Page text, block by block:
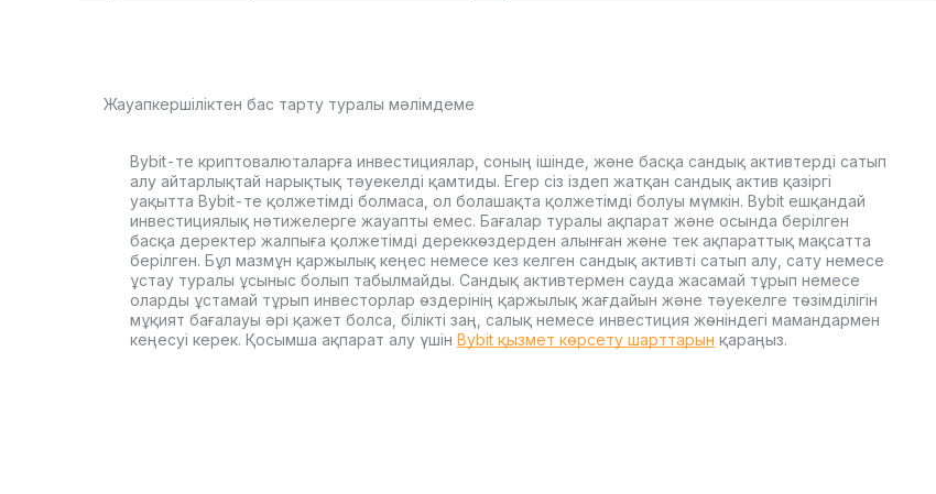
Жауапкершіліктен бас тарту туралы мәлімдеме
Bybit-те криптовалюталарға инвестициялар, соның ішінде, және басқа сандық активтерді сатып
алу айтарлықтай нарықтық тәуекелді қамтиды. Егер сіз іздеп жатқан сандық актив қазіргі
уақытта Bybit-те қолжетімді болмаса, ол болашақта қолжетімді болуы мүмкін. Bybit ешқандай
инвестициялық нәтижелерге жауапты емес. Бағалар туралы ақпарат және осында берілген
басқа деректер жалпыға қолжетімді дереккөздерден алынған және тек ақпараттық мақсатта
берілген. Бұл мазмұн қаржылық кеңес немесе кез келген сандық активті сатып алу, сату немесе
ұстау туралы ұсыныс болып табылмайды. Сандық активтермен сауда жасамай тұрып немесе
оларды ұстамай тұрып инвесторлар өздерінің қаржылық жағдайын және тәуекелге төзімділігін
мұқият бағалауы әрі қажет болса, білікті заң, салық немесе инвестиция жөніндегі мамандармен
кеңесуі керек. Қосымша ақпарат алу үшін Bybit қызмет көрсету шарттарын қараңыз.